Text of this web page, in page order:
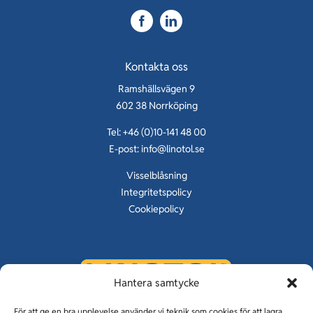
Hantera samtycke
Kontakta oss
Ramshällsvägen 9
602 38 Norrköping
Tel: +46 (0)10-141 48 00
E-post:info@linotol.se
Visselblåsning
Integritetspolicy
Cookiepolicy
KUNSKAP OM GOLV SEDAN 1929